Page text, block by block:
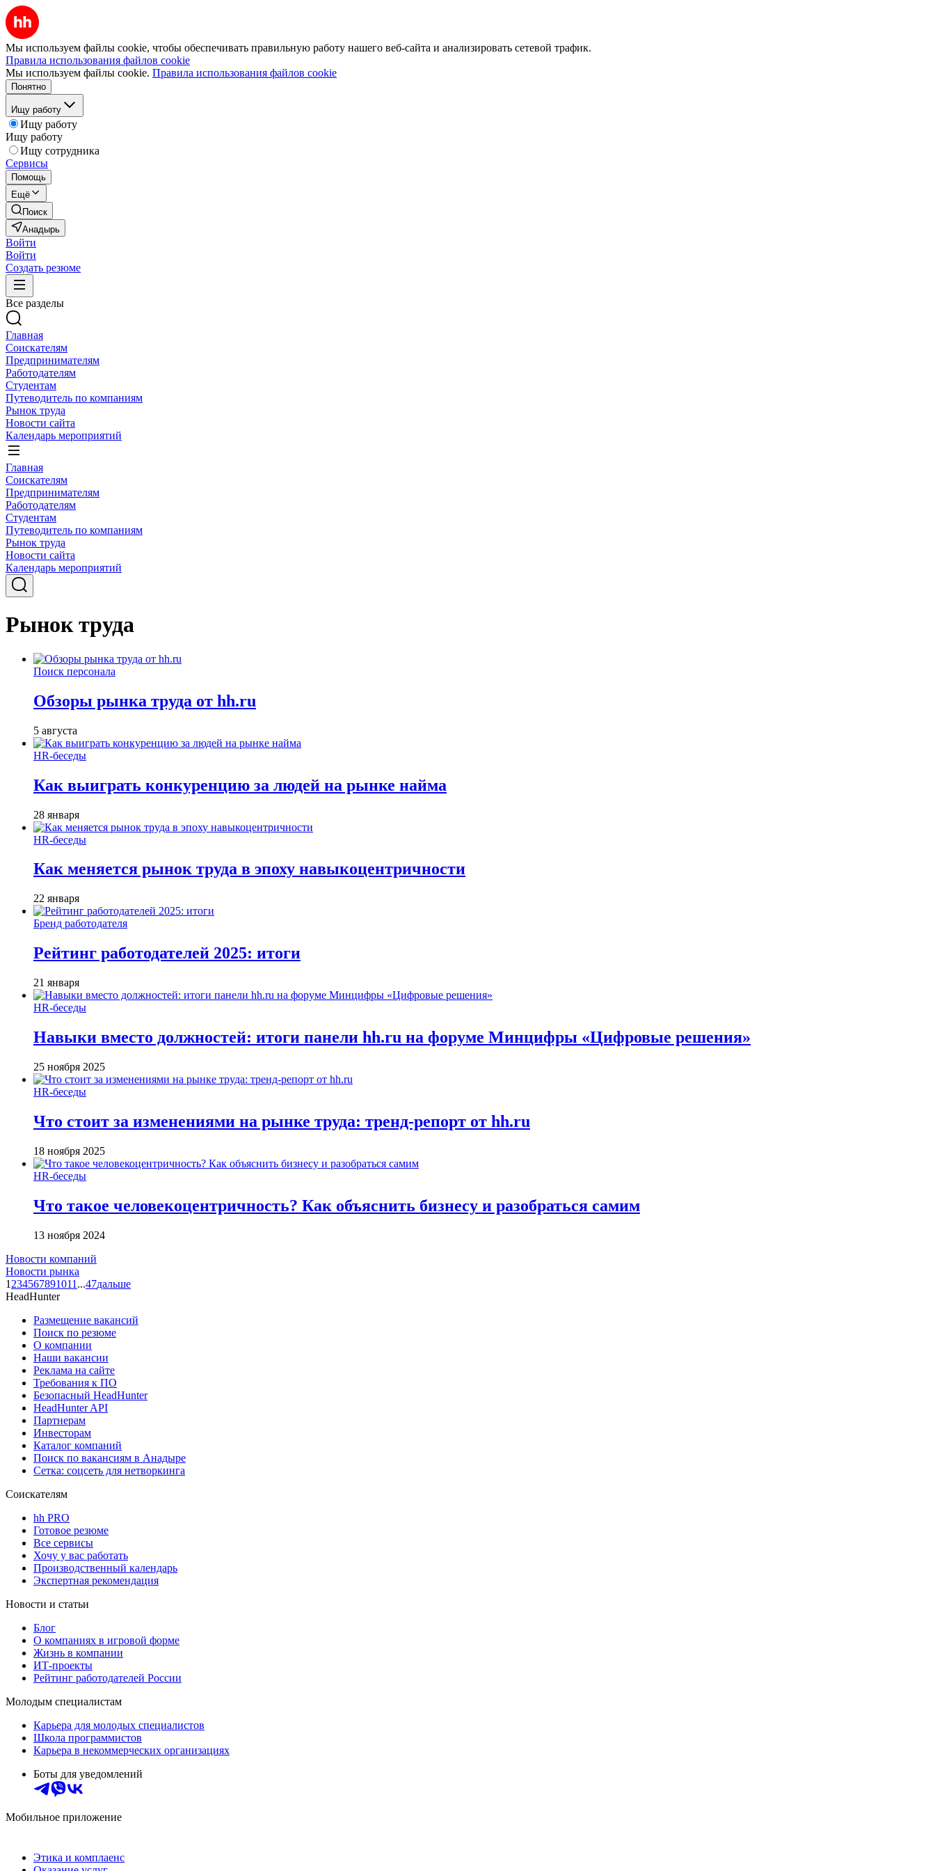
Мы используем файлы cookie, чтобы обеспечивать правильную работу нашего веб-сайта и анализировать сетевой трафик.
Правила использования файлов cookie
Мы используем файлы cookie. Правила использования файлов cookie
Понятно
Ищу работу
Ищу работу
Ищу работу
Ищу сотрудника
Сервисы
Помощь
Ещё
Поиск
Анадырь
Войти
Войти
Создать резюме
Все разделы
Главная
Соискателям
Предпринимателям
Работодателям
Студентам
Путеводитель по компаниям
Рынок труда
Новости сайта
Календарь мероприятий
Главная
Соискателям
Предпринимателям
Работодателям
Студентам
Путеводитель по компаниям
Рынок труда
Новости сайта
Календарь мероприятий
Рынок труда
Поиск персонала
Обзоры рынка труда от hh.ru
5 августа
HR-беседы
Как выиграть конкуренцию за людей на рынке найма
28 января
HR-беседы
Как меняется рынок труда в эпоху навыкоцентричности
22 января
Бренд работодателя
Рейтинг работодателей 2025: итоги
21 января
HR-беседы
Навыки вместо должностей: итоги панели hh.ru на форуме Минцифры «Цифровые решения»
25 ноября 2025
HR-беседы
Что стоит за изменениями на рынке труда: тренд-репорт от hh.ru
18 ноября 2025
HR-беседы
Что такое человеко­центричность? Как объяснить бизнесу и разобраться самим
13 ноября 2024
Новости компаний
Новости рынка
1 234567891011 ...47дальше
HeadHunter
Размещение вакансий
Поиск по резюме
О компании
Наши вакансии
Реклама на сайте
Требования к ПО
Безопасный HeadHunter
HeadHunter API
Партнерам
Инвесторам
Каталог компаний
Поиск по вакансиям в Анадыре
Сетка: соцсеть для нетворкинга
Соискателям
hh PRO
Готовое резюме
Все сервисы
Хочу у вас работать
Производственный календарь
Экспертная рекомендация
Новости и статьи
Блог
О компаниях в игровой форме
Жизнь в компании
ИТ-проекты
Рейтинг работодателей России
Молодым специалистам
Карьера для молодых специалистов
Школа программистов
Карьера в некоммерческих организациях
Боты для уведомлений
Мобильное приложение
Этика и комплаенс